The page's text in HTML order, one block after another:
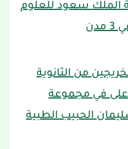
الملك سعود للعلوم
من الثانوية
في مجموعة
الحبيب الطبية